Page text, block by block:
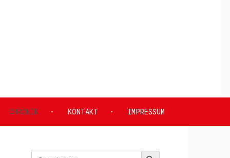
CHRONIK KONTAKT IMPRESSUM
Search SEARCH BUTTON